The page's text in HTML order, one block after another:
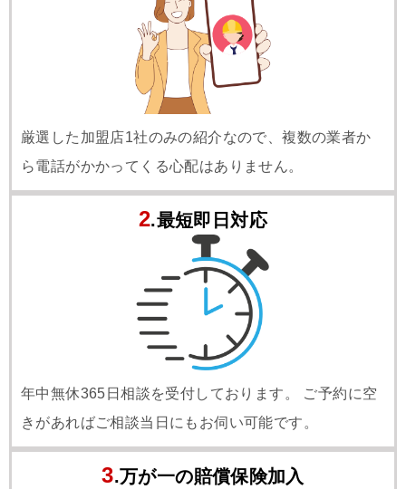
厳選した加盟店1社のみの紹介なので、複数の業者か
ら電話がかかってくる心配はありません。
2.最短即日対応
年中無休365日相談を受付しております。 ご予約に空
きがあればご相談当日にもお伺い可能です。
3.万が一の賠償保険加入